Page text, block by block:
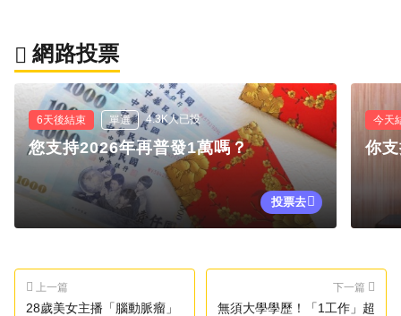
網路投票
6天後結束 單選 4.3K人已投
您支持2026年再普發1萬嗎？
投票去
今天
你
上一篇
28歲美女主播「腦動脈瘤」
下一篇
無須大學學歷！「1工作」超